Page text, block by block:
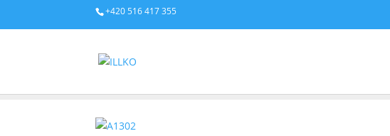
+420 516 417 355